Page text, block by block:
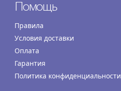
Помощь
Правила
Условия доставки
Оплата
Гарантия
Политика конфиденциальности